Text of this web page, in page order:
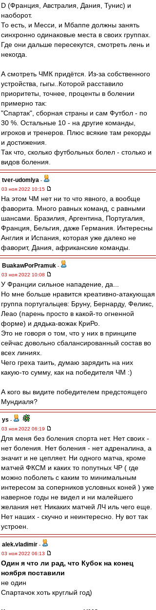
D (Франция, Австралия, Дания, Тунис) и
наоборот.
То есть, и Месси, и Мбаппе должны занять
синхронно одинаковые места в своих группах.
Где они дальше пересекутся, смотреть лень и
некогда.
А смотреть ЧМК придётся. Из-за собственного
устройства, гыгы..Которой расставило
приоритеты, точнее, проценты в болении
примерно так:
"Спартак", сборная страны и сам Футбол - по
30 %. Остальные 10 - на другие команды,
игроков и тренеров. Плюс всякие там рекорды
и достижения.
Так что, сколько футбольных болел - столько и
видов боления.
tver-udomlya -
03 ноя 2022 10:15
На этом ЧМ нет ни то что явного, а вообще
фаворита. Много равных команд, с равными
шансами. Бразилия, Аргентина, Португалия,
Франция, Бельгия, даже Германия. Интересны
Англия и Испания, которая уже далеко не
фаворит, Дания, африканские команды.
BuakawPorPramuk -
03 ноя 2022 10:08
У Франции сильное нападение, да...
Но мне больше нравится креативно-атакующая
группа португальцев: Бруну, Бернарду, Феликс,
Леао (парень просто в какой-то огненной
форме) и дядька-вожак КриРо.
Это не говоря о том, что у них в принципе
сейчас довольно сбалансированный состав во
всех линиях.
Чего греха таить, думаю зарядить на них
какую-то сумму, как на победителя ЧМ :)
А кого вы видите победителем предстоящего
Мундиаля?
ys -
03 ноя 2022 06:19
Для меня без боления спорта нет. Нет своих -
нет боления. Нет боления - нет адреналина, а
значит и не цепляет. Ни одного матча, кроме
матчей ФКСМ и каких то попутных ЧР ( где
можно поболеть с каким то минимальным
интересом за соперников условных коней ) уже
наверное годы не видел и ни малейшего
желания нет. Никаких матчей ЛЧ иль чего еще.
Нет наших - скучно и неинтересно. Ну вот так
устроен.
alek.vladimir -
03 ноя 2022 06:13
Один я что ли рад, что Кубок на конец
ноября поставили
не один
Спартачок хоть круглый год)